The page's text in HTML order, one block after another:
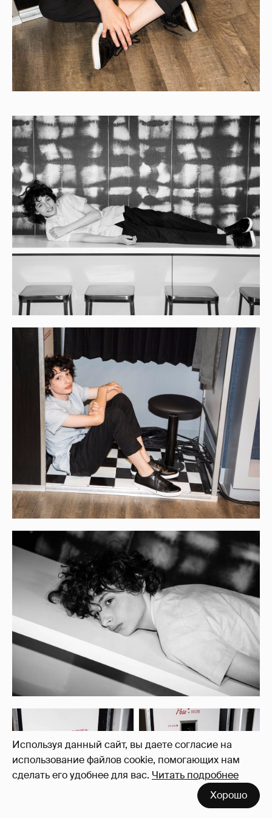
Используя данный сайт, вы даете согласие на
использование файлов cookie, помогающих нам
сделать его удобнее для вас. Читать подробнее
Хорошо